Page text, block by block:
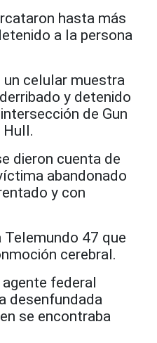
hasta más
a la persona
un celular muestra
y detenido
de Gun
Hull.
dieron cuenta de
abandonado
y con
Telemundo 47 que
cerebral.
agente federal
desenfundada
se encontraba